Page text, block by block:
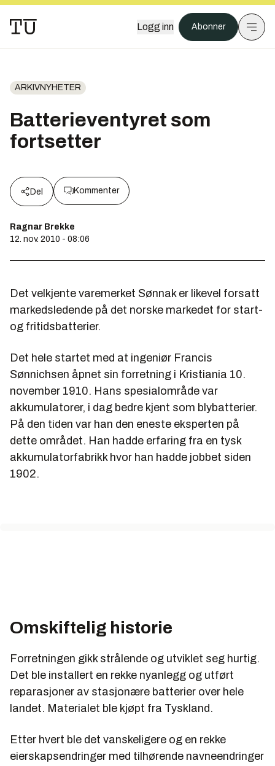
Logg inn Abonner
ARKIVNYHETER
Batterieventyret som
fortsetter
Del Kommenter
Ragnar Brekke
12. nov. 2010 - 08:06
Det velkjente varemerket Sønnak er likevel forsatt
markedsledende på det norske markedet for start-
og fritidsbatterier.
Det hele startet med at ingeniør Francis
Sønnichsen åpnet sin forretning i Kristiania 10.
november 1910. Hans spesialområde var
akkumulatorer, i dag bedre kjent som blybatterier.
På den tiden var han den eneste eksperten på
dette området. Han hadde erfaring fra en tysk
akkumulatorfabrikk hvor han hadde jobbet siden
1902.
Omskiftelig historie
Forretningen gikk strålende og utviklet seg hurtig.
Det ble installert en rekke nyanlegg og utført
reparasjoner av stasjonære batterier over hele
landet. Materialet ble kjøpt fra Tyskland.
Etter hvert ble det vanskeligere og en rekke
eierskapsendringer med tilhørende navneendringer